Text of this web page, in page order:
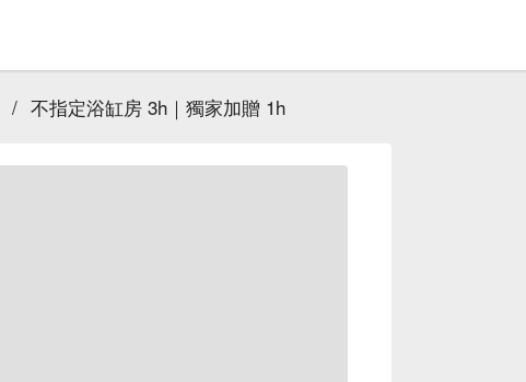
/ 不指定浴缸房 3h｜獨家加贈 1h